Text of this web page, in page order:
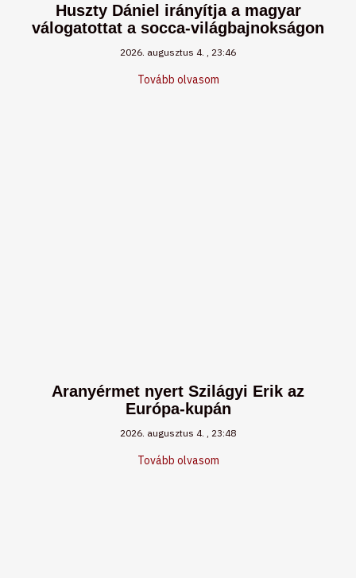
Huszty Dániel irányítja a magyar
válogatottat a socca-világbajnokságon
2026. augusztus 4. 23:46
Tovább olvasom
Aranyérmet nyert Szilágyi Erik az
Európa-kupán
2026. augusztus 4. 23:48
Tovább olvasom